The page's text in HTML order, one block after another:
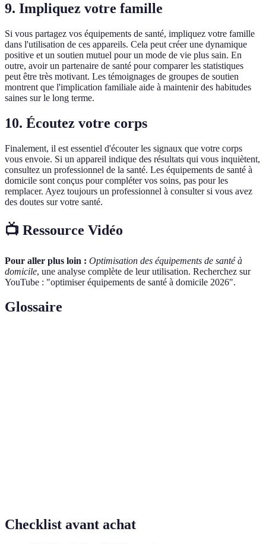
9. Impliquez votre famille
Si vous partagez vos équipements de santé, impliquez votre famille
dans l'utilisation de ces appareils. Cela peut créer une dynamique
positive et un soutien mutuel pour un mode de vie plus sain. En
outre, avoir un partenaire de santé pour comparer les statistiques
peut être très motivant. Les témoignages de groupes de soutien
montrent que l'implication familiale aide à maintenir des habitudes
saines sur le long terme.
10. Écoutez votre corps
Finalement, il est essentiel d'écouter les signaux que votre corps
vous envoie. Si un appareil indique des résultats qui vous inquiètent,
consultez un professionnel de la santé. Les équipements de santé à
domicile sont conçus pour compléter vos soins, pas pour les
remplacer. Ayez toujours un professionnel à consulter si vous avez
des doutes sur votre santé.
📺 Ressource Vidéo
Pour aller plus loin : Optimisation des équipements de santé à
domicile, une analyse complète de leur utilisation. Recherchez sur
YouTube : "optimiser équipements de santé à domicile 2026".
Glossaire
Checklist avant achat